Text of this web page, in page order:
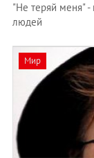
"Не теряй меня"
людей
Мир